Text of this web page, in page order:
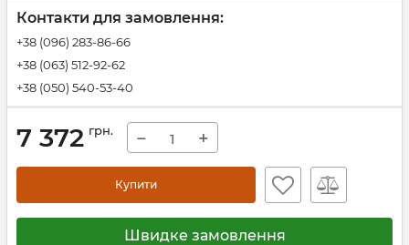
Контакти для замовлення:
+38 (096) 283-86-66
+38 (063) 512-92-62
+38 (050) 540-53-40
7 372 грн. − +
Купити
Швидке замовлення